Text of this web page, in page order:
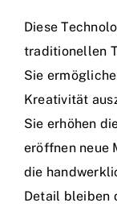
Diese
traditionellen
Sie
Kreativität
Sie erhöhen
eröffnen neue
die
Detail bleiben